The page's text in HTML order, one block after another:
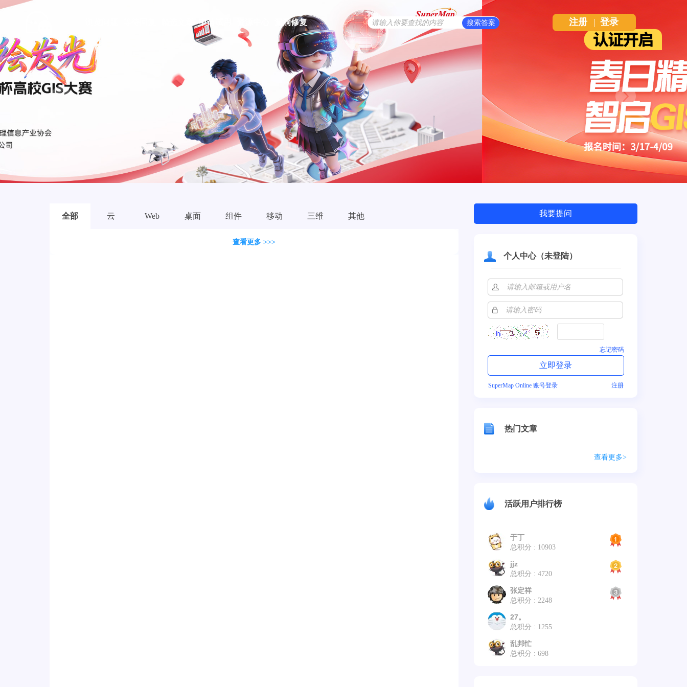
Next
Prev
申请试用 漏洞修复 注册 | 登录
全部 云 Web 桌面 组件 移动 三维 其他
查看更多 >>>
个人中心（未登陆）
忘记密码
SuperMap Online 账号登录 注册
热门文章
查看更多>
活跃用户排行榜
于丁
总积分 : 10903
jjz
总积分 : 4720
张定祥
总积分 : 2248
27。
总积分 : 1255
乱邦忙
总积分 : 698